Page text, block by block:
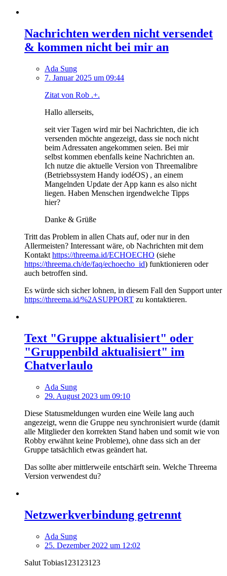
Nachrichten werden nicht versendet
& kommen nicht bei mir an
Ada Sung
7. Januar 2025 um 09:44
Zitat von Rob .+.
Hallo allerseits,
seit vier Tagen wird mir bei Nachrichten, die ich
versenden möchte angezeigt, dass sie noch nicht
beim Adressaten angekommen seien. Bei mir
selbst kommen ebenfalls keine Nachrichten an.
Ich nutze die aktuelle Version von Threemalibre
(Betriebssystem Handy iodéOS) , an einem
Mangelnden Update der App kann es also nicht
liegen. Haben Menschen irgendwelche Tipps
hier?
Danke & Grüße
Tritt das Problem in allen Chats auf, oder nur in den
Allermeisten? Interessant wäre, ob Nachrichten mit dem
Kontakt https://threema.id/ECHOECHO (siehe
https://threema.ch/de/faq/echoecho_id) funktionieren oder
auch betroffen sind.
Es würde sich sicher lohnen, in diesem Fall den Support unter
https://threema.id/%2ASUPPORT zu kontaktieren.
Text "Gruppe aktualisiert" oder
"Gruppenbild aktualisiert" im
Chatverlaulo
Ada Sung
29. August 2023 um 09:10
Diese Statusmeldungen wurden eine Weile lang auch
angezeigt, wenn die Gruppe neu synchronisiert wurde (damit
alle Mitglieder den korrekten Stand haben und somit wie von
Robby erwähnt keine Probleme), ohne dass sich an der
Gruppe tatsächlich etwas geändert hat.
Das sollte aber mittlerweile entschärft sein. Welche Threema
Version verwendest du?
Netzwerkverbindung getrennt
Ada Sung
25. Dezember 2022 um 12:02
Salut Tobias123123123